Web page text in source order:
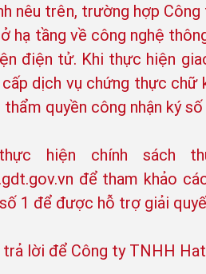
nêu trên, trường hợp
hạ tầng về công nghệ
điện tử. Khi thực hiện
dịch vụ chứng thực chữ
quyền công nhận ký
hiện chính sách
để tham khảo
1 để được hỗ trợ giải
trả lời để Công ty TNHH